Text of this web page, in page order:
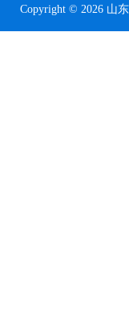
Copyright © 2026 山